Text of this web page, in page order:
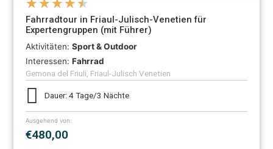
★★★★★
Fahrradtour in Friaul-Julisch-Venetien für
Expertengruppen (mit Führer)
Aktivitäten:Sport & Outdoor
Interessen:Fahrrad
Gemona del Friuli, Friaul-Julisch Venetien
Dauer: 4 Tage/3 Nächte
Ausgehend von:
€480,00